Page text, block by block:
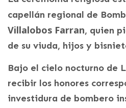
capellán regional de
Villalobos Farran, quien
de su viuda, hijos y
Bajo el cielo nocturno de
recibir los honores
investidura de bombero